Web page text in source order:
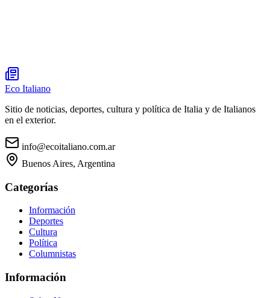
Eco Italiano
Sitio de noticias, deportes, cultura y política de Italia y de Italianos
en el exterior.
info@ecoitaliano.com.ar
Buenos Aires, Argentina
Categorías
Información
Deportes
Cultura
Política
Columnistas
Información